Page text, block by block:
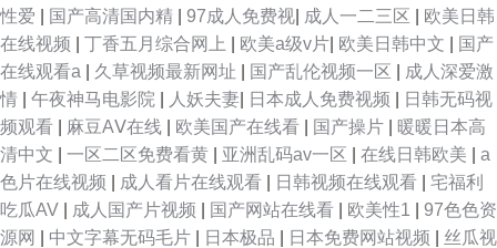
性爱
国产高清国内精 97成人免费视 成人一二三区
欧美日韩
在线视频
丁香五月综合网上 欧美a级v片 欧美日韩中文
国产
在线观看a
久草视频最新网址 国产乱伦视频一区
成人深爱激
情
午夜神马电影院 人妖夫妻 日本成人免费视频
日韩无码视
频观看
麻豆AⅤ在线 欧美国产在线看 国产操片
暖暖日本高
清中文
一区二区免费看黄 亚洲乱码av一区 在线日韩欧美
a
色片在线视频
成人看片在线观看 日韩视频在线观看
宅福利
吃瓜AV
成人国产片视频 国产网站在线看 欧美性1
97色色资
源网
中文字幕无码毛片 日本极品 日本免费网站视频
丝瓜视